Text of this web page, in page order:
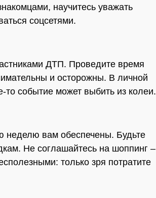
научитесь уважать
соцсетями.
ДТП. Проведите время
и осторожны. В личной
то событие может выбить из колеи.
неделю вам обеспечены. Будьте
Не соглашайтесь на шоппинг –
только зря потратите